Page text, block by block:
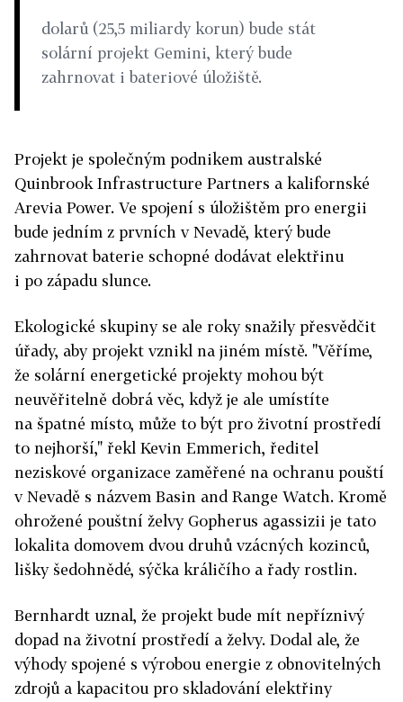
dolarů (25,5 miliardy korun) bude stát
solární projekt Gemini, který bude
zahrnovat i bateriové úložiště.
Projekt je společným podnikem australské
Quinbrook Infrastructure Partners a kalifornské
Arevia Power. Ve spojení s úložištěm pro energii
bude jedním z prvních v Nevadě, který bude
zahrnovat baterie schopné dodávat elektřinu
i po západu slunce.
Ekologické skupiny se ale roky snažily přesvědčit
úřady, aby projekt vznikl na jiném místě. "Věříme,
že solární energetické projekty mohou být
neuvěřitelně dobrá věc, když je ale umístíte
na špatné místo, může to být pro životní prostředí
to nejhorší," řekl Kevin Emmerich, ředitel
neziskové organizace zaměřené na ochranu pouští
v Nevadě s názvem Basin and Range Watch. Kromě
ohrožené pouštní želvy Gopherus agassizii je tato
lokalita domovem dvou druhů vzácných kozinců,
lišky šedohnědé, sýčka králičího a řady rostlin.
Bernhardt uznal, že projekt bude mít nepříznivý
dopad na životní prostředí a želvy. Dodal ale, že
výhody spojené s výrobou energie z obnovitelných
zdrojů a kapacitou pro skladování elektřiny